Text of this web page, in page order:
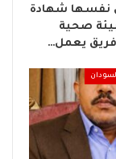
نفسها شهادة
صحية
يعمل…